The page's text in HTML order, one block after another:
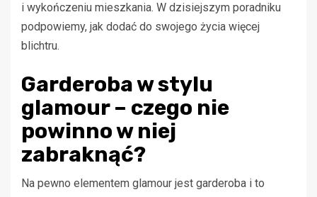
i wykończeniu mieszkania. W dzisiejszym poradniku
podpowiemy, jak dodać do swojego życia więcej
blichtru.
Garderoba w stylu
glamour – czego nie
powinno w niej
zabraknąć?
Na pewno elementem glamour jest garderoba i to